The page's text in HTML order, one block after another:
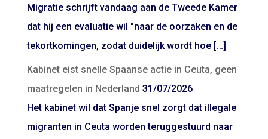
Migratie schrijft vandaag aan de Tweede Kamer
dat hij een evaluatie wil "naar de oorzaken en de
tekortkomingen, zodat duidelijk wordt hoe […]
Kabinet eist snelle Spaanse actie in Ceuta, geen
maatregelen in Nederland 31/07/2026
Het kabinet wil dat Spanje snel zorgt dat illegale
migranten in Ceuta worden teruggestuurd naar